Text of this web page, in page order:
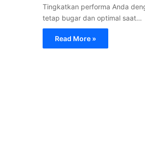
Tingkatkan performa Anda
tetap bugar dan optimal saat…
Read More »